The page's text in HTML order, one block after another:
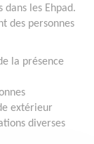
les Ehpad.
des personnes
la présence
extérieur
diverses